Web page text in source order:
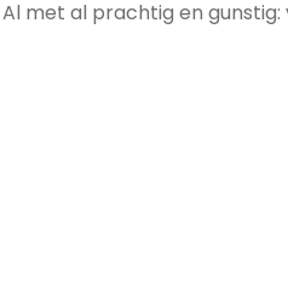
met al prachtig en gunstig: